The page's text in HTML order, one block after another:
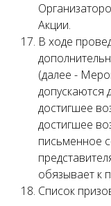
Акции.
В ходе
(далее -
допускаются
достигшее
достигшее
письменное
обязывает к
Список